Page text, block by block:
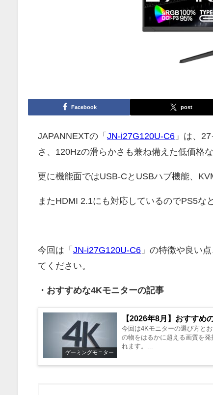
Facebook post
JAPANNEXTの「 JN-i27G120U-C6 」は、
さ、120Hzの滑らかさも兼ね備えた低価格
更に機能面ではUSB-CとUSBハブ機能、
またHDMI 2.1にも対応しているのでPS5な
今回は「 JN-i27G120U-C6 」の特徴や良い
てください。
・おすすめな4Kモニターの記事
ゲーミングモニター
【2026年8月】おすすめ
今回は4Kモニターの選び方と
の物をはるかに超える画質を
れます。...